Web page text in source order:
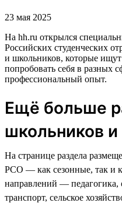
23 мая 2025
На hh.ru открылся
Российских студенческих
и школьников, которые ищут
попробовать себя в разных
профессиональный опыт.
Ещё больше
школьников и
На странице раздела
РСО — как сезонные, так и
направлений — педагогика,
транспорт, сельское